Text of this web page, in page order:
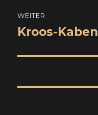
WEITER
Nächster
Kroos-Kaben